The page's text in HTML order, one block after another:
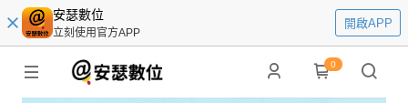
安瑟數位
立刻使用官方APP
開啟APP
0